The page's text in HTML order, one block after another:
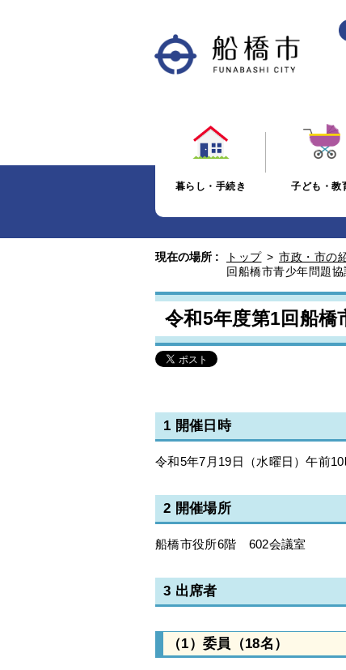
暮らし・手続き 子ども・教
現在の場所 : トップ > 市政・市の
回船橋市青少年問題
令和5年度第1回船橋
1 開催日時
令和5年7月19日（水曜日）午前
2 開催場所
船橋市役所6階 602会議室
3 出席者
（1）委員（18名）